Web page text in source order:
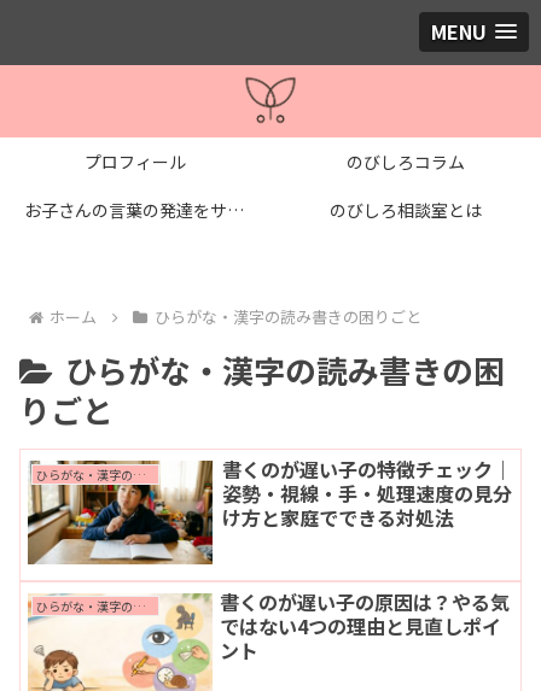
MENU
プロフィール
のびしろコラム
お子さんの言葉の発達をサポートする個別レッスン
のびしろ相談室とは
ホーム ひらがな・漢字の読み書きの困りごと
ひらがな・漢字の読み書きの困
りごと
ひらがな・漢字の読み書きの困りごと
書くのが遅い子の特徴チェック｜
姿勢・視線・手・処理速度の見分
け方と家庭でできる対処法
ひらがな・漢字の読み書きの困りごと
書くのが遅い子の原因は？やる気
ではない4つの理由と見直しポイ
ント